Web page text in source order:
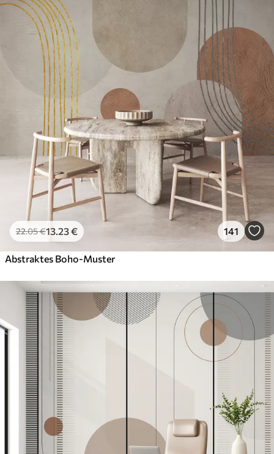
22.05€13 .23€ 141
Abstraktes Boho-Muster